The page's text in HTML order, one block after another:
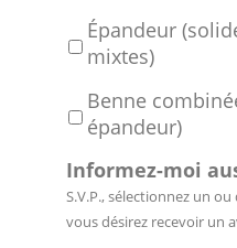
Épandeur
mixtes)
Benne
épandeur)
Informez-moi
S.V.P., sélectionnez un
vous désirez recevoir un